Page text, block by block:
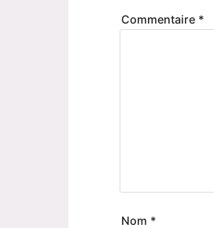
Commentaire *
Nom *